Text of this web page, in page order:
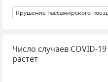
Происшествия Казань
Волгоградская область
Число случаев COVID-
растет